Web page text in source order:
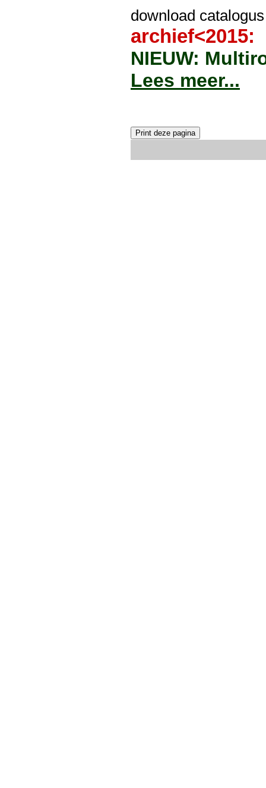
download
archief<2015:
NIEUW:
Lees meer...